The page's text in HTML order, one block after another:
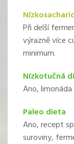
Při delší
výrazně více
minimum.
Nízkotučná
Ano,
Paleo dieta
Ano, recept
suroviny,